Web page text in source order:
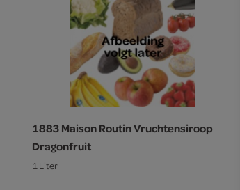
1883 Maison Routin Vruchtensiroop
Dragonfruit
1 Liter